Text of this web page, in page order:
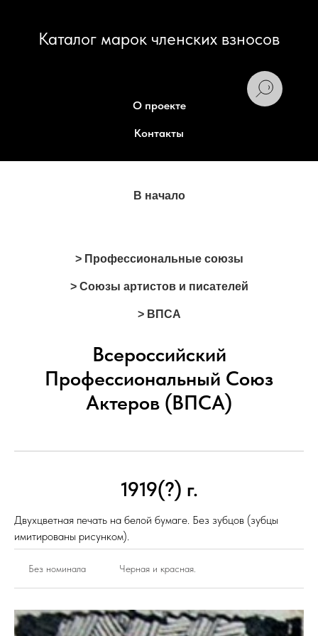
Каталог марок членских взносов
О проекте
Контакты
В начало
> Профессиональные союзы
> Союзы артистов и писателей
> ВПСА
Всероссийский
Профессиональный Союз
Актеров (ВПСА)
1919(?) г.
Двухцветная печать на белой бумаге. Без зубцов (зубцы
имитированы рисунком).
Без номинала Черная и красная.